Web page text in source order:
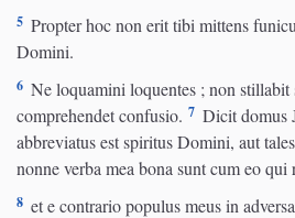
5 Propter hoc non erit tibi mittens
Domini.
6 Ne loquamini loquentes ; non stillabit
comprehendet confusio. 7 Dicit domus
abbreviatus est spiritus Domini, aut
nonne verba mea bona sunt cum eo qui
8 et e contrario populus meus in